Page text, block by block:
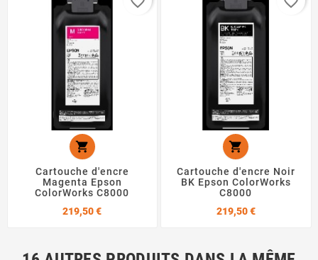

Cartouche d'encre
Magenta Epson
ColorWorks C8000
219,50 €Prix

Cartouche d'encre Noir
BK Epson ColorWorks
C8000
219,50 €Prix